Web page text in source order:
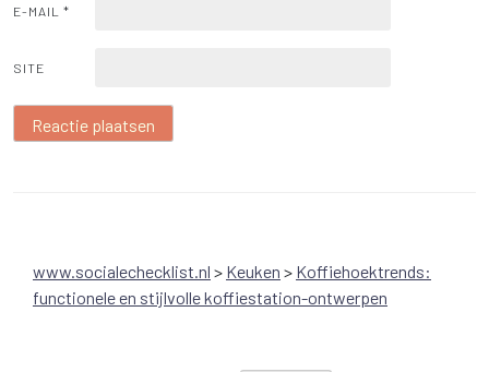
E-MAIL *
SITE
www.socialechecklist.nl > Keuken > Koffiehoektrends:
functionele en stijlvolle koffiestation-ontwerpen